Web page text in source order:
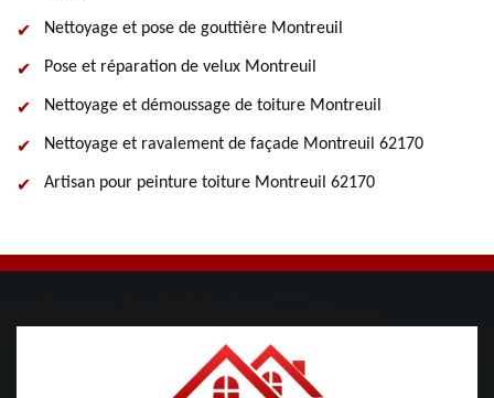
Nettoyage et pose de gouttière Montreuil
Pose et réparation de velux Montreuil
Nettoyage et démoussage de toiture Montreuil
Nettoyage et ravalement de façade Montreuil 62170
Artisan pour peinture toiture Montreuil 62170